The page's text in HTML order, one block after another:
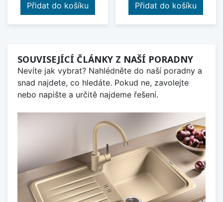
Přidat do košíku Přidat do košíku
SOUVISEJÍCÍ ČLÁNKY Z NAŠÍ PORADNY
Nevíte jak vybrat? Nahlédněte do naší poradny a
snad najdete, co hledáte. Pokud ne, zavolejte
nebo napište a určitě najdeme řešení.